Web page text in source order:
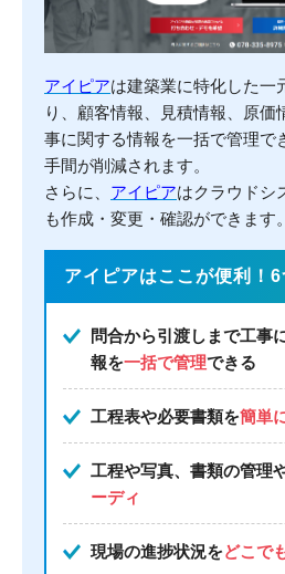
アイピアは建築業に特化した一
り、顧客情報、見積情報、原価
事に関する情報を一括で管理で
手間が削減されます。
さらに、 アイピアはクラウドシ
も作成・変更・確認ができます。
アイピアはここが便利！6
問合から引渡しまで工事
報を一括で管理できる
工程表や必要書類を簡単
工程や写真、書類の管理
ーディ
現場の進捗状況をどこで